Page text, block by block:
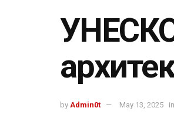
УНЕСКО
by Admin0t May 13, 2025 in